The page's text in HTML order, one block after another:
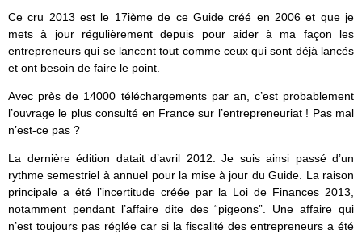
Ce cru 2013 est le 17ième de ce Guide créé en 2006 et que je
mets à jour régulièrement depuis pour aider à ma façon les
entrepreneurs qui se lancent tout comme ceux qui sont déjà lancés
et ont besoin de faire le point.
Avec près de 14000 téléchargements par an, c’est probablement
l’ouvrage le plus consulté en France sur l’entrepreneuriat ! Pas mal
n’est-ce pas ?
La dernière édition datait d’avril 2012. Je suis ainsi passé d’un
rythme semestriel à annuel pour la mise à jour du Guide. La raison
principale a été l’incertitude créée par la Loi de Finances 2013,
notamment pendant l’affaire dite des “pigeons”. Une affaire qui
n’est toujours pas réglée car si la fiscalité des entrepreneurs a été